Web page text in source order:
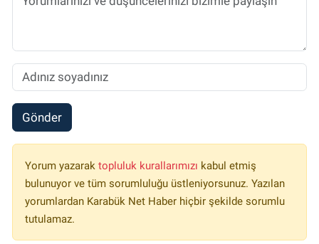
Gönder
Yorum yazarak topluluk kurallarımızı kabul etmiş
bulunuyor ve tüm sorumluluğu üstleniyorsunuz. Yazılan
yorumlardan Karabük Net Haber hiçbir şekilde sorumlu
tutulamaz.